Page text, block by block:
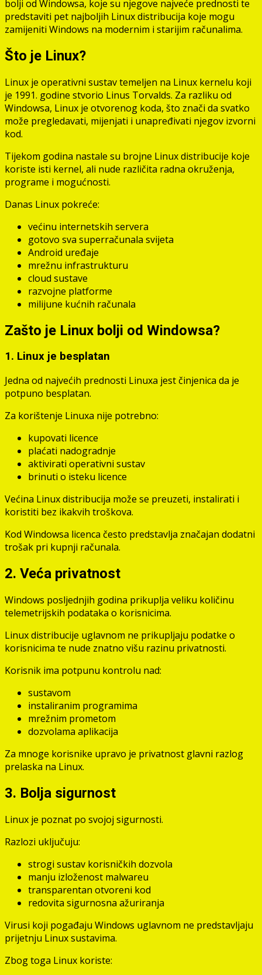
bolji od Windowsa, koje su njegove najveće prednosti te
predstaviti pet najboljih Linux distribucija koje mogu
zamijeniti Windows na modernim i starijim računalima.
Što je Linux?
Linux je operativni sustav temeljen na Linux kernelu koji
je 1991. godine stvorio Linus Torvalds. Za razliku od
Windowsa, Linux je otvorenog koda, što znači da svatko
može pregledavati, mijenjati i unapređivati njegov izvorni
kod.
Tijekom godina nastale su brojne Linux distribucije koje
koriste isti kernel, ali nude različita radna okruženja,
programe i mogućnosti.
Danas Linux pokreće:
većinu internetskih servera
gotovo sva superračunala svijeta
Android uređaje
mrežnu infrastrukturu
cloud sustave
razvojne platforme
milijune kućnih računala
Zašto je Linux bolji od Windowsa?
1. Linux je besplatan
Jedna od najvećih prednosti Linuxa jest činjenica da je
potpuno besplatan.
Za korištenje Linuxa nije potrebno:
kupovati licence
plaćati nadogradnje
aktivirati operativni sustav
brinuti o isteku licence
Većina Linux distribucija može se preuzeti, instalirati i
koristiti bez ikakvih troškova.
Kod Windowsa licenca često predstavlja značajan dodatni
trošak pri kupnji računala.
2. Veća privatnost
Windows posljednjih godina prikuplja veliku količinu
telemetrijskih podataka o korisnicima.
Linux distribucije uglavnom ne prikupljaju podatke o
korisnicima te nude znatno višu razinu privatnosti.
Korisnik ima potpunu kontrolu nad:
sustavom
instaliranim programima
mrežnim prometom
dozvolama aplikacija
Za mnoge korisnike upravo je privatnost glavni razlog
prelaska na Linux.
3. Bolja sigurnost
Linux je poznat po svojoj sigurnosti.
Razlozi uključuju:
strogi sustav korisničkih dozvola
manju izloženost malwareu
transparentan otvoreni kod
redovita sigurnosna ažuriranja
Virusi koji pogađaju Windows uglavnom ne predstavljaju
prijetnju Linux sustavima.
Zbog toga Linux koriste: